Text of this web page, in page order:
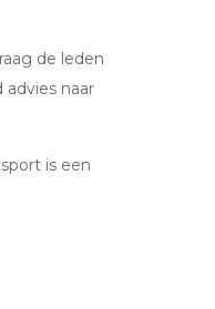
de leden
naar
is een